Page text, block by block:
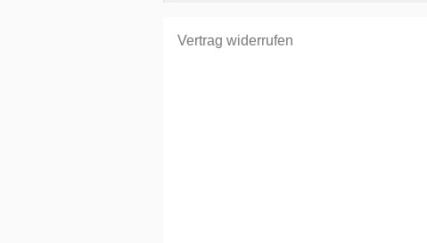
Vertrag widerrufen